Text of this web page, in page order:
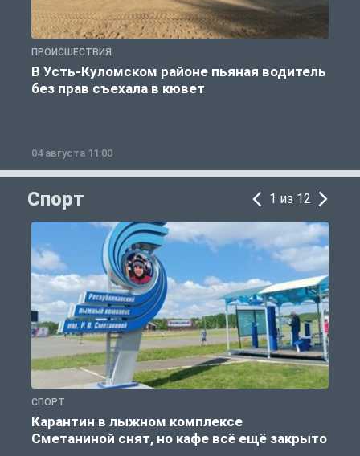
ПРОИСШЕСТВИЯ
В Усть-Куломском районе пьяная водитель
без прав съехала в кювет
04 августа 11:00
Спорт 1 из 12
СПОРТ
Карантин в лыжном комплексе
Сметаниной снят, но кафе всё ещё закрыто